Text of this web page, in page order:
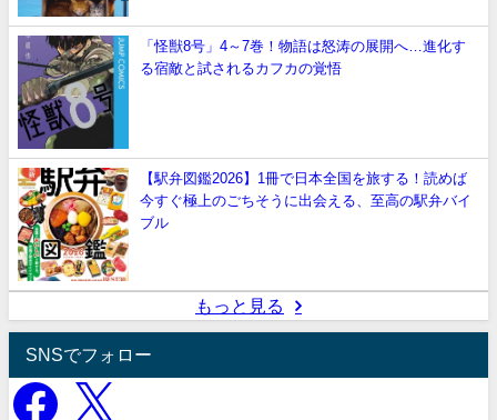
「怪獣8号」4～7巻！物語は怒涛の展開へ…進化す
る宿敵と試されるカフカの覚悟
【駅弁図鑑2026】1冊で日本全国を旅する！読めば
今すぐ極上のごちそうに出会える、至高の駅弁バイ
ブル
もっと見る
SNSでフォロー